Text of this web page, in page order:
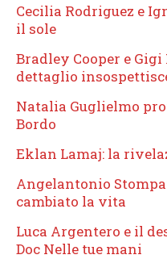
Cecilia Rodriguez e
il sole
Bradley Cooper e
dettaglio
Natalia Guglielmo
Bordo
Eklan Lamaj: la
Angelantonio
cambiato la vita
Luca Argentero e il
Doc Nelle tue mani